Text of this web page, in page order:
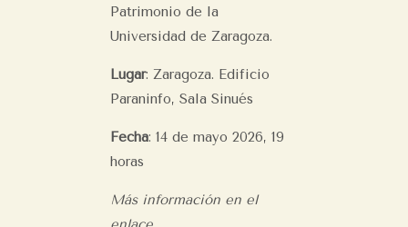
Patrimonio de la
Universidad de Zaragoza.
Lugar: Zaragoza. Edificio
Paraninfo, Sala Sinués
Fecha: 14 de mayo 2026, 19
horas
Más información en el